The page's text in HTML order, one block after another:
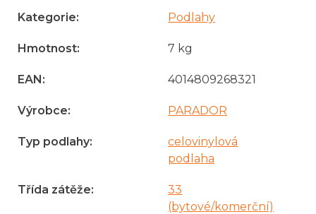
Kategorie: Podlahy
Hmotnost: 7 kg
EAN: 4014809268321
Výrobce: PARADOR
Typ podlahy:
celovinylová
podlaha
Třída zátěže:
33
(bytové/komerční)